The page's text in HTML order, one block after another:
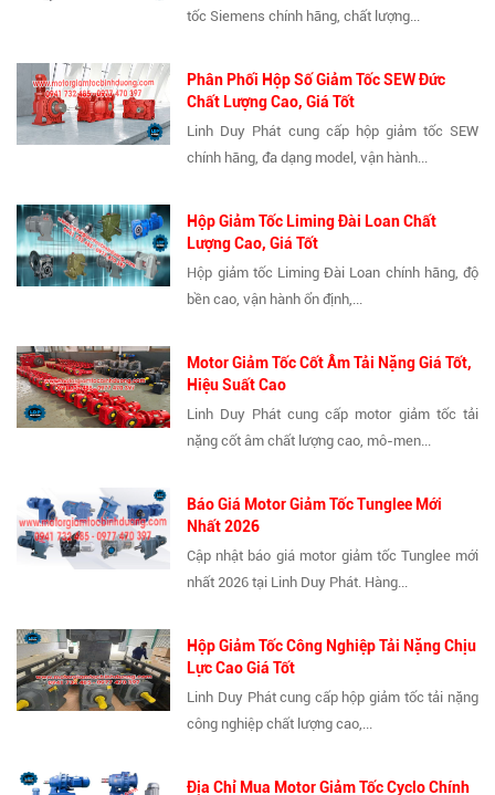
tốc Siemens chính hãng, chất lượng...
Phân Phối Hộp Số Giảm Tốc SEW Đức
Chất Lượng Cao, Giá Tốt
Linh Duy Phát cung cấp hộp giảm tốc SEW
chính hãng, đa dạng model, vận hành...
Hộp Giảm Tốc Liming Đài Loan Chất
Lượng Cao, Giá Tốt
Hộp giảm tốc Liming Đài Loan chính hãng, độ
bền cao, vận hành ổn định,...
Motor Giảm Tốc Cốt Âm Tải Nặng Giá Tốt,
Hiệu Suất Cao
Linh Duy Phát cung cấp motor giảm tốc tải
nặng cốt âm chất lượng cao, mô-men...
Báo Giá Motor Giảm Tốc Tunglee Mới
Nhất 2026
Cập nhật báo giá motor giảm tốc Tunglee mới
nhất 2026 tại Linh Duy Phát. Hàng...
Hộp Giảm Tốc Công Nghiệp Tải Nặng Chịu
Lực Cao Giá Tốt
Linh Duy Phát cung cấp hộp giảm tốc tải nặng
công nghiệp chất lượng cao,...
Địa Chỉ Mua Motor Giảm Tốc Cyclo Chính